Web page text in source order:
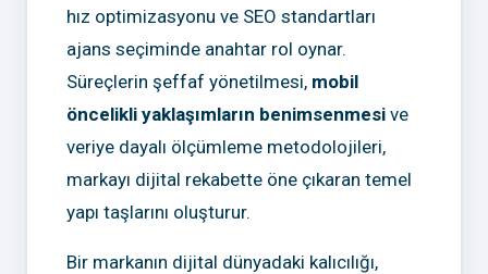
hız optimizasyonu ve SEO standartları
ajans seçiminde anahtar rol oynar.
Süreçlerin şeffaf yönetilmesi, mobil
öncelikli yaklaşımların benimsenmesi ve
veriye dayalı ölçümleme metodolojileri,
markayı dijital rekabette öne çıkaran temel
yapı taşlarını oluşturur.
Bir markanın dijital dünyadaki kalıcılığı,